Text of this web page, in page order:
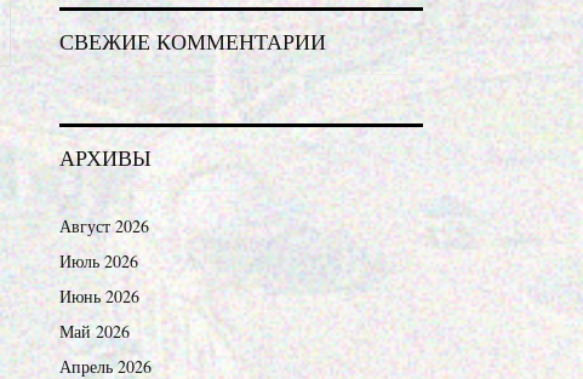
СВЕЖИЕ КОММЕНТАРИИ
АРХИВЫ
Август 2026
Июль 2026
Июнь 2026
Май 2026
Апрель 2026